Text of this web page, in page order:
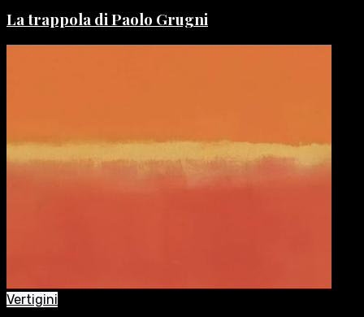
La trappola di Paolo Grugni
Vertigini